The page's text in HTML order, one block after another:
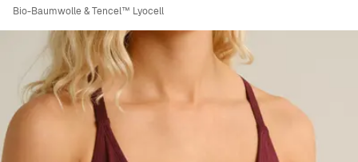
Bio-Baumwolle & Tencel™ Lyocell